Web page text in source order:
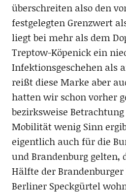
überschreiten also den
festgelegten Grenzwert
liegt bei mehr als dem
Treptow-Köpenick ein
Infektionsgeschehen als
reißt diese Marke aber
hatten wir schon vorher
bezirksweise
Mobilität wenig Sinn
eigentlich auch für die
und Brandenburg gelten,
Hälfte der
Berliner Speckgürtel